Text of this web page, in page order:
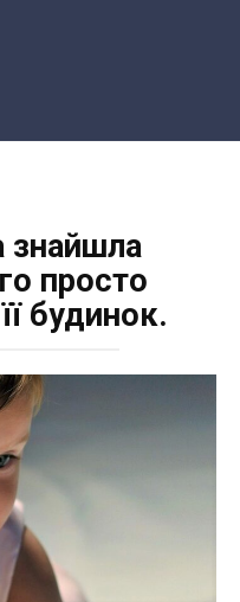
знайшла
просто
будинок.